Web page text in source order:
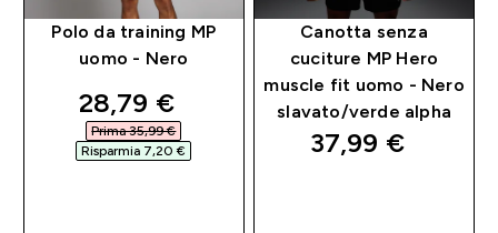
Polo da training MP
uomo - Nero
discounted price
28,79 €‎
Prima 35,99 €‎
Risparmia 7,20 €‎
Canotta senza
cuciture MP Hero
muscle fit uomo - Nero
slavato/verde alpha
37,99 €‎